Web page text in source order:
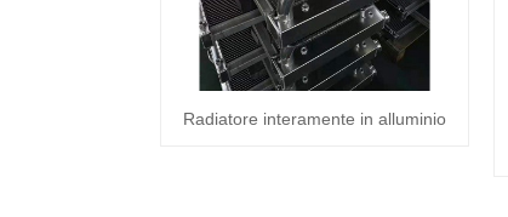
Radiatore interamente in alluminio